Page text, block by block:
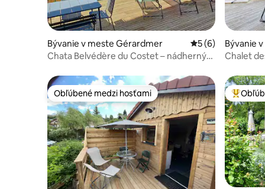
Bývanie v meste Gérardmer Priemerné
5 (6)
Chata Belvédère du Costet – nádherný
Bývanie
Chalet
Obľúbené medzi hosťami
Obľúbené medzi hosťami